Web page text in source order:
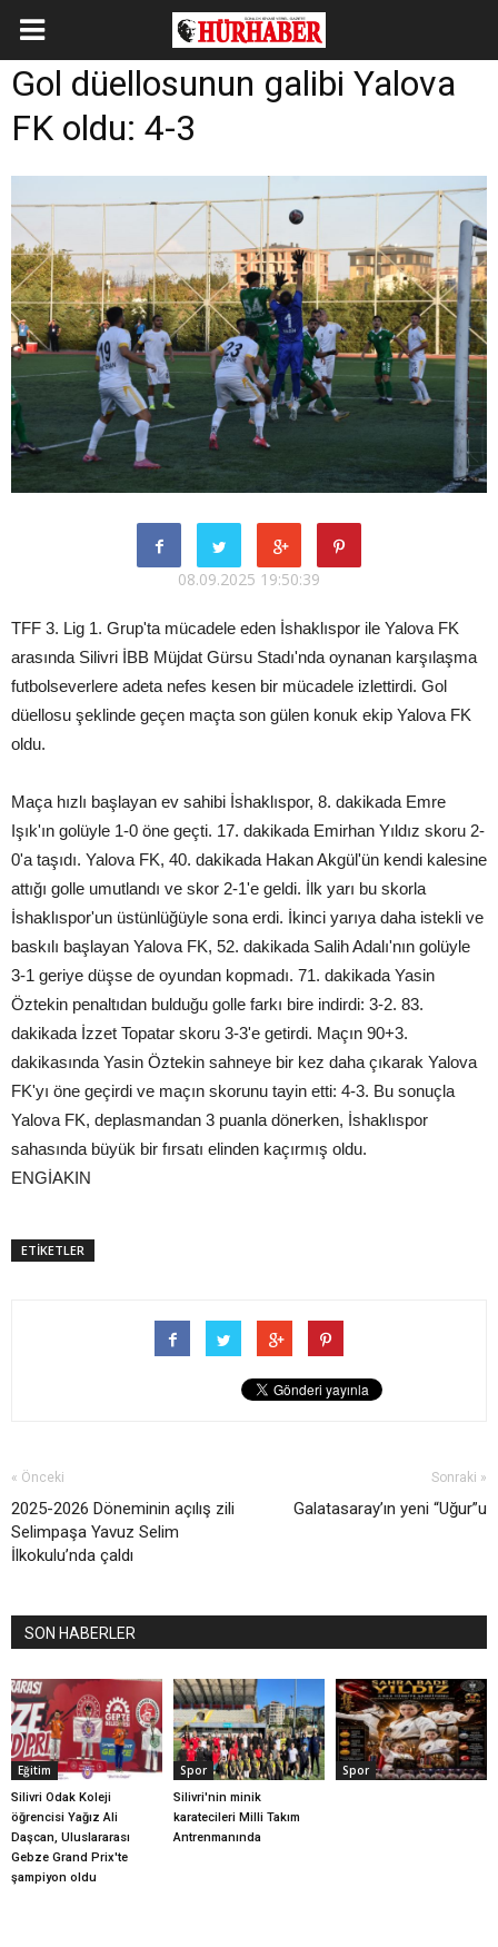
Gol düellosunun galibi Yalova
FK oldu: 4-3
08.09.2025 19:50:39
TFF 3. Lig 1. Grup'ta mücadele eden İshaklıspor ile Yalova FK
arasında Silivri İBB Müjdat Gürsu Stadı'nda oynanan karşılaşma
futbolseverlere adeta nefes kesen bir mücadele izlettirdi. Gol
düellosu şeklinde geçen maçta son gülen konuk ekip Yalova FK
oldu.
Maça hızlı başlayan ev sahibi İshaklıspor, 8. dakikada Emre
Işık'ın golüyle 1-0 öne geçti. 17. dakikada Emirhan Yıldız skoru 2-
0'a taşıdı. Yalova FK, 40. dakikada Hakan Akgül'ün kendi kalesine
attığı golle umutlandı ve skor 2-1'e geldi. İlk yarı bu skorla
İshaklıspor'un üstünlüğüyle sona erdi. İkinci yarıya daha istekli ve
baskılı başlayan Yalova FK, 52. dakikada Salih Adalı'nın golüyle
3-1 geriye düşse de oyundan kopmadı. 71. dakikada Yasin
Öztekin penaltıdan bulduğu golle farkı bire indirdi: 3-2. 83.
dakikada İzzet Topatar skoru 3-3'e getirdi. Maçın 90+3.
dakikasında Yasin Öztekin sahneye bir kez daha çıkarak Yalova
FK'yı öne geçirdi ve maçın skorunu tayin etti: 4-3. Bu sonuçla
Yalova FK, deplasmandan 3 puanla dönerken, İshaklıspor
sahasında büyük bir fırsatı elinden kaçırmış oldu.
ENGİAKIN
ETİKETLER
« Önceki
2025-2026 Döneminin açılış zili
Selimpaşa Yavuz Selim
İlkokulu’nda çaldı
Sonraki »
Galatasaray’ın yeni “Uğur”u
SON HABERLER
Eğitim
Silivri Odak Koleji
öğrencisi Yağız Ali
Daşcan, Uluslararası
Gebze Grand Prix'te
şampiyon oldu
Spor
Silivri'nin minik
karatecileri Milli Takım
Antrenmanında
Spor